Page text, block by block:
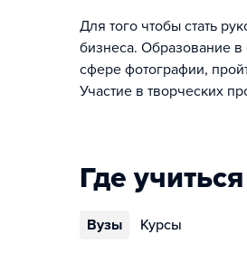
Для того чтобы стать
бизнеса. Образование
сфере фотографии,
Участие в творческих
Где
Вузы Курсы